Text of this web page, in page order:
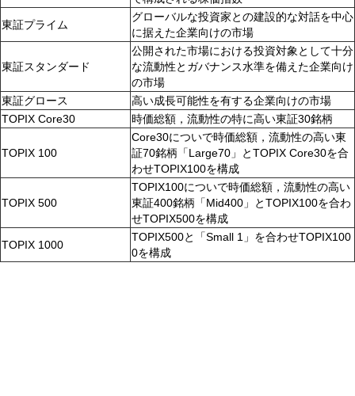
東証プライム
グローバルな投資家との建設的な対話を中心
に据えた企業向けの市場
東証スタンダード
公開された市場における投資対象として十分
な流動性とガバナンス水準を備えた企業向け
の市場
東証グロース
高い成長可能性を有する企業向けの市場
TOPIX Core30
時価総額，流動性の特に高い東証30銘柄
TOPIX 100
Core30についで時価総額，流動性の高い東
証70銘柄「Large70」とTOPIX Core30を合
わせTOPIX100を構成
TOPIX 500
TOPIX100についで時価総額，流動性の高い
東証400銘柄「Mid400」とTOPIX100を合わ
せTOPIX500を構成
TOPIX 1000
TOPIX500と「Small 1」を合わせTOPIX100
0を構成